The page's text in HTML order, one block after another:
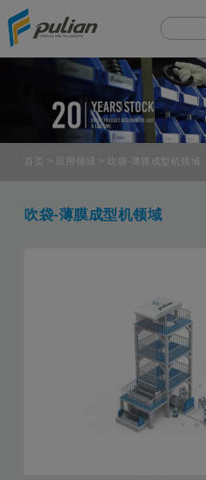
首页 > 应用领域 > 吹袋-薄膜成型机领域
吹袋-薄膜成型机领域
Cookie管理面板